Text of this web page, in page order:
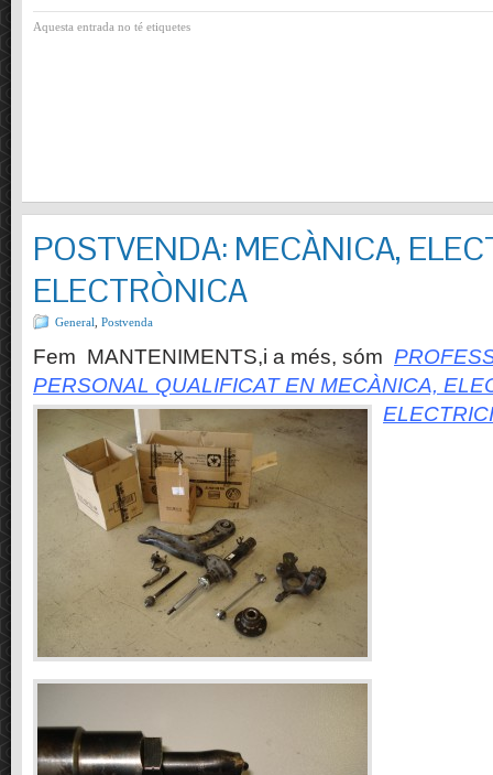
Aquesta entrada no té etiquetes
POSTVENDA: MECÀNICA,
ELECTRÒNICA
General Postvenda
Fem MANTENIMENTS,i a més, sóm
PERSONAL QUALIFICAT EN MECÀNICA,